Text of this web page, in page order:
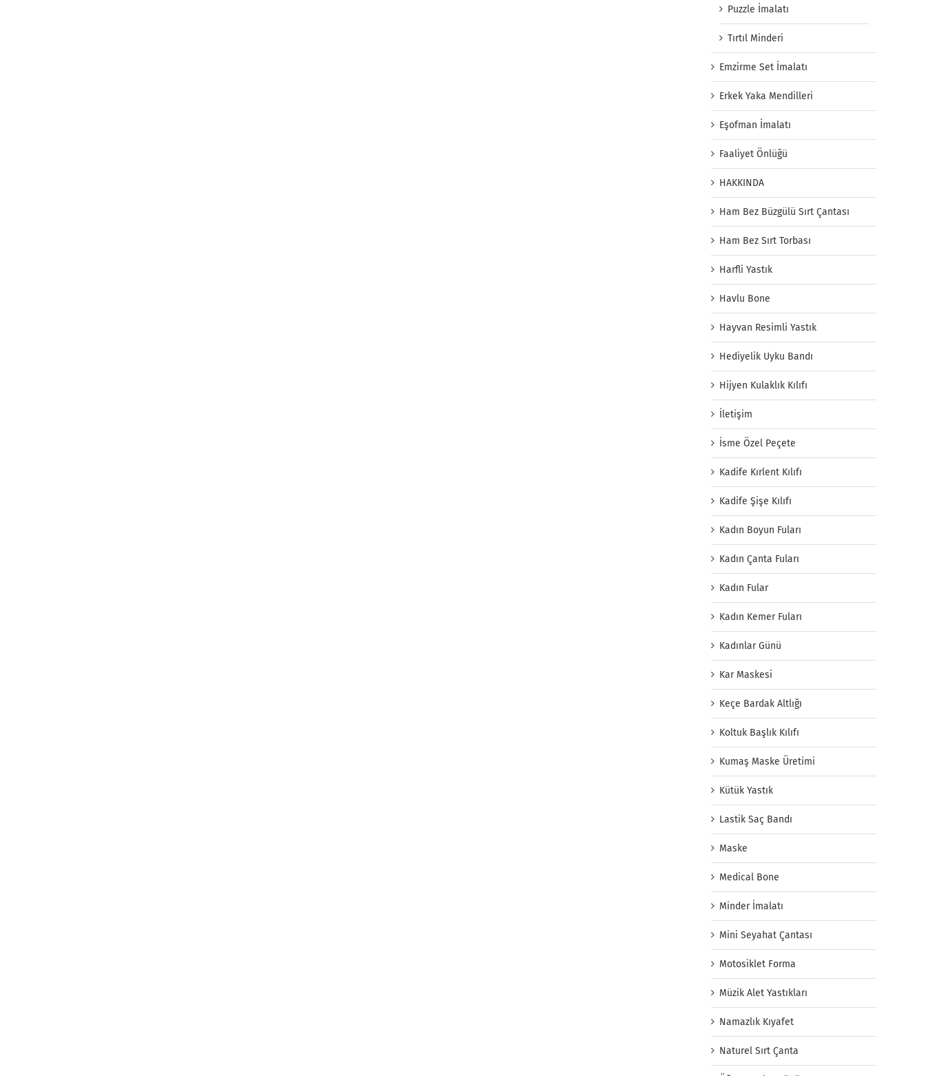
Puzzle İmalatı
Tırtıl Minderi
Emzirme Set İmalatı
Erkek Yaka Mendilleri
Eşofman İmalatı
Faaliyet Önlüğü
HAKKINDA
Ham Bez Büzgülü Sırt Çantası
Ham Bez Sırt Torbası
Harfli Yastık
Havlu Bone
Hayvan Resimli Yastık
Hediyelik Uyku Bandı
Hijyen Kulaklık Kılıfı
İletişim
İsme Özel Peçete
Kadife Kırlent Kılıfı
Kadife Şişe Kılıfı
Kadın Boyun Fuları
Kadın Çanta Fuları
Kadın Fular
Kadın Kemer Fuları
Kadınlar Günü
Kar Maskesi
Keçe Bardak Altlığı
Koltuk Başlık Kılıfı
Kumaş Maske Üretimi
Kütük Yastık
Lastik Saç Bandı
Maske
Medical Bone
Minder İmalatı
Mini Seyahat Çantası
Motosiklet Forma
Müzik Alet Yastıkları
Namazlık Kıyafet
Naturel Sırt Çanta